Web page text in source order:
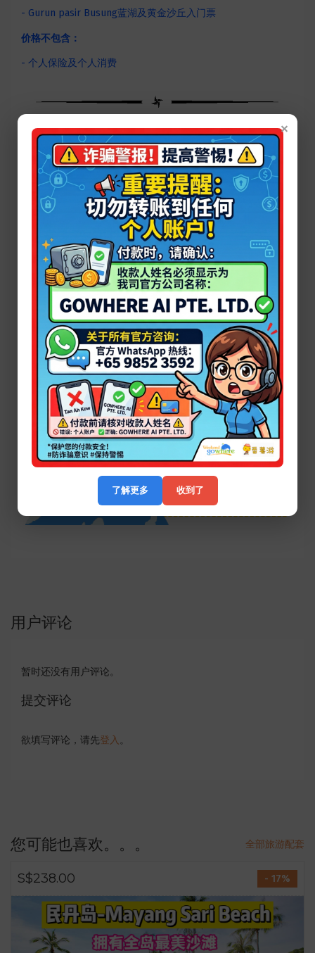
×
了解更多 收到了
- Gurun pasir Busung蓝湖及黄金沙丘入门票
价格不包含：
- 个人保险及个人消费
番薯游度假，省钱更省心！
番薯游旅游咨询师在线时间： 周一到周日 9am - 6pm
►您可以通过以下方式联系我们：
添加：Whats-app：+6581892839
Facebook：http://facebook.com/fanshuyousg
番薯游办公室地址①办公室位于【MacPherson麦波申】和
【Ubi乌美】两个地铁口中间，出了地铁口大概走路10分钟即可
②Google maps 直接搜索邮编【408564】即可找到相应路线
用户评论
暂时还没有用户评论。
提交评论
欲填写评论，请先登入 。
您可能也喜欢。。。 全部旅游配套
S$238.00 - 17%